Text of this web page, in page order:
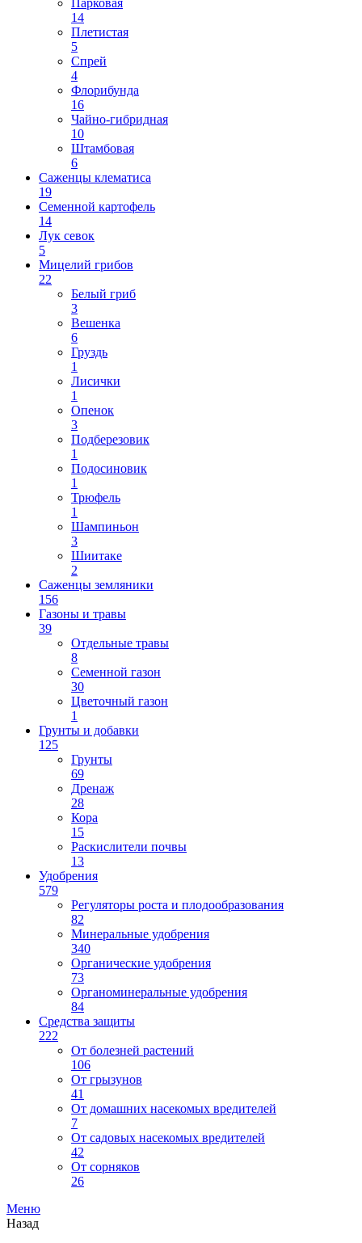
Парковая
14
Плетистая
5
Спрей
4
Флорибунда
16
Чайно-гибридная
10
Штамбовая
6
Саженцы клематиса
19
Семенной картофель
14
Лук севок
5
Мицелий грибов
22
Белый гриб
3
Вешенка
6
Груздь
1
Лисички
1
Опенок
3
Подберезовик
1
Подосиновик
1
Трюфель
1
Шампиньон
3
Шиитаке
2
Саженцы земляники
156
Газоны и травы
39
Отдельные травы
8
Семенной газон
30
Цветочный газон
1
Грунты и добавки
125
Грунты
69
Дренаж
28
Кора
15
Раскислители почвы
13
Удобрения
579
Регуляторы роста и плодообразования
82
Минеральные удобрения
340
Органические удобрения
73
Органоминеральные удобрения
84
Средства защиты
222
От болезней растений
106
От грызунов
41
От домашних насекомых вредителей
7
От садовых насекомых вредителей
42
От сорняков
26
Меню
Назад